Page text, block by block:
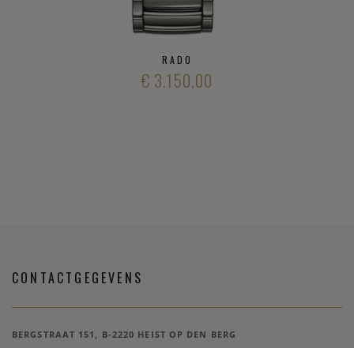
RADO
€ 3.150,00
CONTACTGEGEVENS
BERGSTRAAT 151, B-2220 HEIST OP DEN BERG